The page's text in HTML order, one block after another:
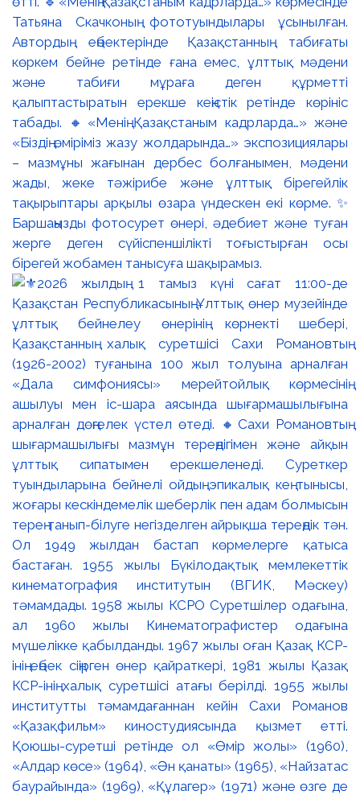
Татьяна Скачконың фототуындылары ұсынылған.
Автордың еңбектерінде Қазақстанның табиғаты
көркем бейне ретінде ғана емес, ұлттық мәдени
және табиғи мұраға деген құрметті
қалыптастыратын ерекше кеңістік ретінде көрініс
табады. 🔸«Менің Қазақстаным кадрларда…» және
«Біздің өміріміз жазу жолдарында…» экспозициялары
– мазмұны жағынан дербес болғанымен, мәдени
жады, жеке тәжірибе және ұлттық бірегейлік
тақырыптары арқылы өзара үндескен екі көрме. ✨
Баршаңызды фотосурет өнері, әдебиет және туған
жерге деген сүйіспеншілікті тоғыстырған осы
бірегей жобамен танысуға шақырамыз.